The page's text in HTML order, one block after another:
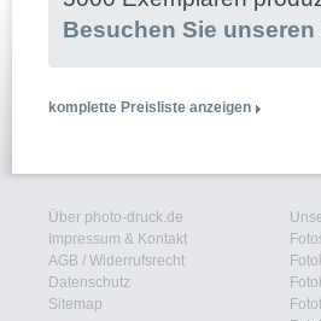
Besuchen Sie
komplette Preisliste anzeigen
Über photo-druck.de
Impressum & Kontakt
AGB / Widerrufsrecht
Datenschutz
Sitemap